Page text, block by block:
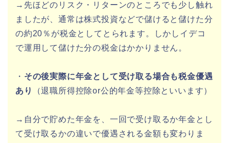
→先ほどのリスク・リターンのところでも少し触れ
ましたが、通常は株式投資などで儲けると儲けた分
の約20％が税金としてとられます。しかしイデコ
で運用して儲けた分の税金はかかりません。
・ その後実際に年金として受け取る場合も税金優遇
あり
（退職所得控除or公的年金等控除といいます）
→自分で貯めた年金を、一回で受け取るか年金とし
て受け取るかの違いで優遇される金額も変わりま